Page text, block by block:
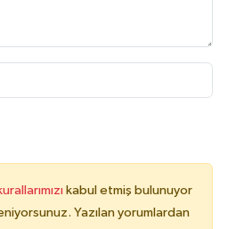
kabul etmiş bulunuyor
Yazılan yorumlardan